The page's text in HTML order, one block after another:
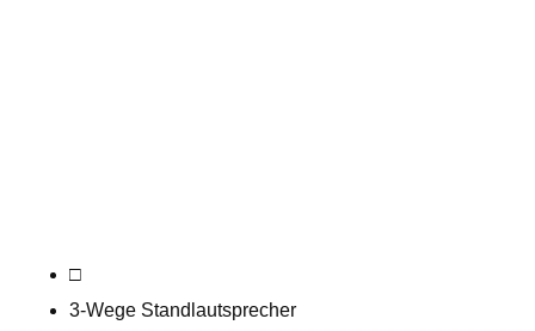
□
3-Wege Standlautsprecher